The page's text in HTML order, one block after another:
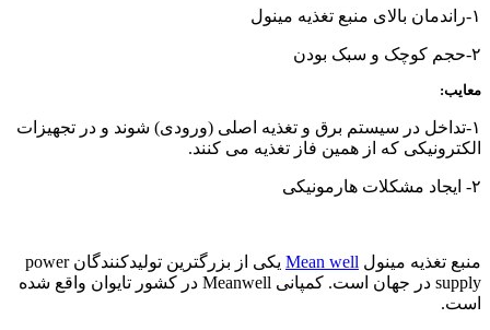
۱-راندمان بالای منبع تغذیه مینول
۲-حجم کوچک و سبک بودن
معایب:
۱-تداخل در سیستم برق و تغذیه اصلی (ورودی) شوند و در تجهیزات
الکترونیکی که از همین فاز تغذیه می کنند.
۲- ایجاد مشکلات هارمونیکی
منبع تغذیه مینول Mean well
یکی از بزرگترین تولیدکنندگان power
supply در جهان است. کمپانی Meanwell در کشور تایوان واقع شده
است.